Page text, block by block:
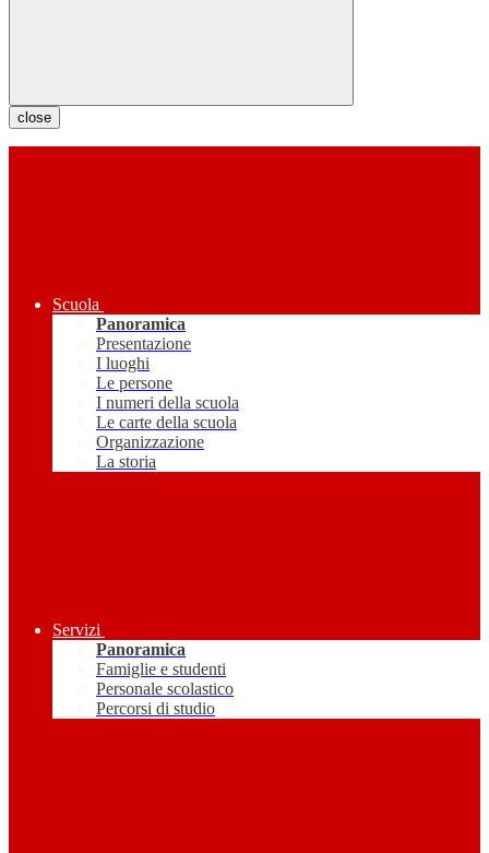
close
Scuola
Panoramica
Presentazione
I luoghi
Le persone
I numeri della scuola
Le carte della scuola
Organizzazione
La storia
Servizi
Panoramica
Famiglie e studenti
Personale scolastico
Percorsi di studio